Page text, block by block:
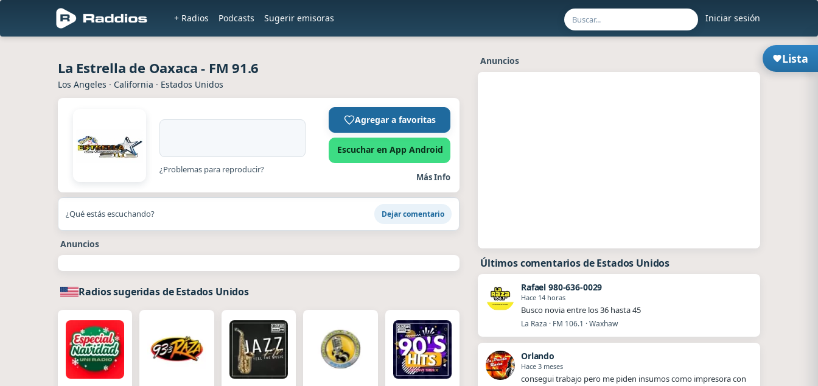
Iniciar sesión
+ Radios Podcasts Sugerir emisoras
Lista
La Estrella de Oaxaca - FM 91.6
Los Angeles · California · Estados Unidos
¿Problemas para reproducir?
Agregar a favoritas
Escuchar en App Android
Más Info
¿Qué estás escuchando? Dejar comentario
Anuncios
Radios sugeridas de Estados Unidos
Anuncios
Últimos comentarios de Estados Unidos
Rafael 980-636-0029
Hace 14 horas
Busco novia entre los 36 hasta 45
La Raza · FM 106.1 · Waxhaw
Orlando
Hace 3 meses
​​consegui trabajo pero me piden insumos como impresora con